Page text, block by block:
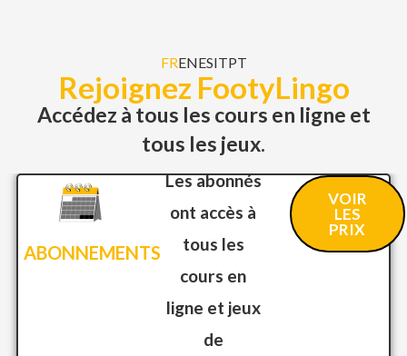
FRENESITPT
Rejoignez FootyLingo
Accédez à tous les cours en ligne et
tous les jeux.
ABONNEMENTS
Les abonnés
ont accès à
tous les
cours en
ligne et jeux
de
VOIR
LES
PRIX